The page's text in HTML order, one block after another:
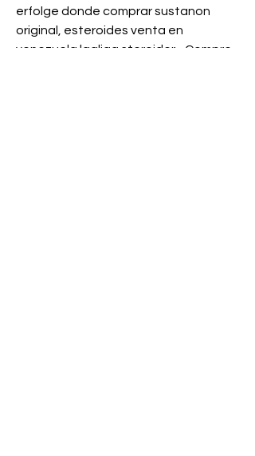
erfolge donde comprar sustanon
original, esteroides venta en
venezuela lagliga steroider - Compre